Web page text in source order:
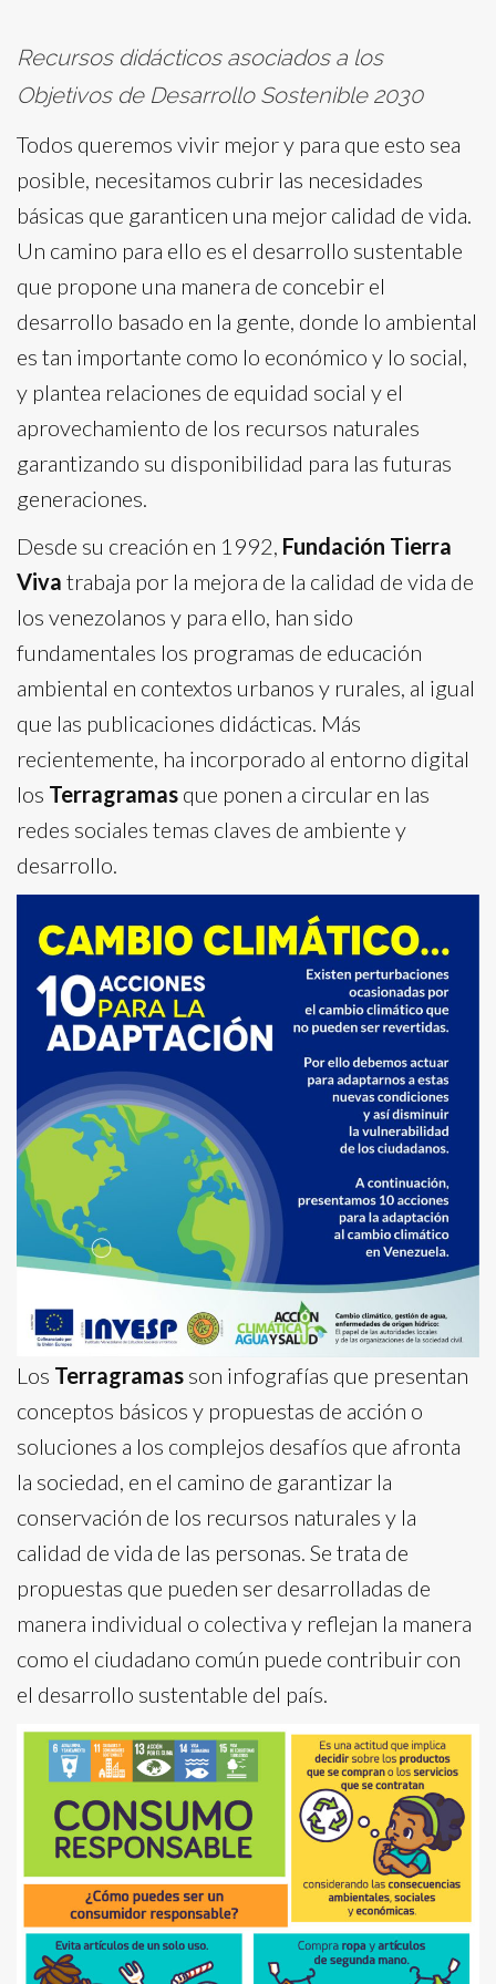
Recursos didácticos asociados a los
Objetivos de Desarrollo Sostenible 2030
Todos queremos vivir mejor y para que esto sea
posible, necesitamos cubrir las necesidades
básicas que garanticen una mejor calidad de vida.
Un camino para ello es el desarrollo sustentable
que propone una manera de concebir el
desarrollo basado en la gente, donde lo ambiental
es tan importante como lo económico y lo social,
y plantea relaciones de equidad social y el
aprovechamiento de los recursos naturales
garantizando su disponibilidad para las futuras
generaciones.
Desde su creación en 1992, Fundación Tierra
Viva trabaja por la mejora de la calidad de vida de
los venezolanos y para ello, han sido
fundamentales los programas de educación
ambiental en contextos urbanos y rurales, al igual
que las publicaciones didácticas. Más
recientemente, ha incorporado al entorno digital
los Terragramas que ponen a circular en las
redes sociales temas claves de ambiente y
desarrollo.
Los Terragramas son infografías que presentan
conceptos básicos y propuestas de acción o
soluciones a los complejos desafíos que afronta
la sociedad, en el camino de garantizar la
conservación de los recursos naturales y la
calidad de vida de las personas. Se trata de
propuestas que pueden ser desarrolladas de
manera individual o colectiva y reflejan la manera
como el ciudadano común puede contribuir con
el desarrollo sustentable del país.